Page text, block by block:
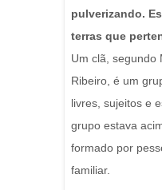
pulverizando.
terras que
Um clã, segundo
Ribeiro, é um
livres, sujeitos e
grupo estava
formado por
familiar.